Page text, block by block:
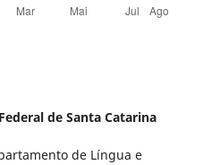
de Santa Catarina
de Língua e